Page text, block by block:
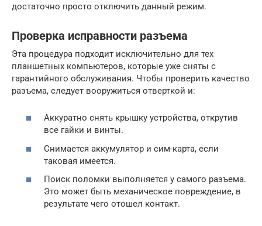
достаточно просто отключить данный режим.
Проверка исправности разъема
Эта процедура подходит исключительно для тех
планшетных компьютеров, которые уже сняты с
гарантийного обслуживания. Чтобы проверить качество
разъема, следует вооружиться отверткой и:
Аккуратно снять крышку устройства, открутив
все гайки и винты.
Снимается аккумулятор и сим-карта, если
таковая имеется.
Поиск поломки выполняется у самого разъема.
Это может быть механическое повреждение, в
результате чего отошел контакт.